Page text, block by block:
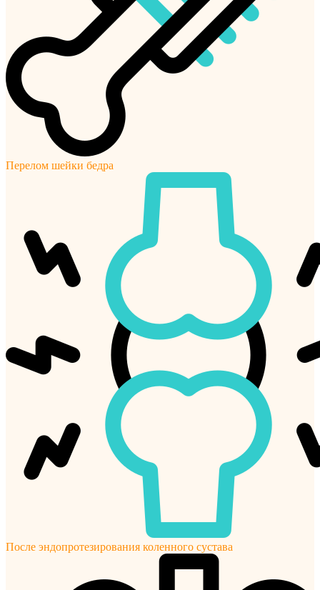
Перелом шейки бедра
После эндопротезирования коленного сустава